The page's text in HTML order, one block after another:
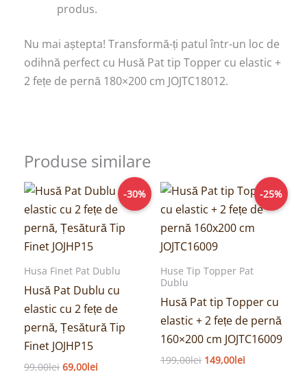
produs.
Nu mai aștepta! Transformă-ți patul într-un loc de
odihnă perfect cu Husă Pat tip Topper cu elastic +
2 fețe de pernă 180×200 cm JOJTC18012.
Produse similare
-30%
Husa Finet Pat Dublu
Husă Pat Dublu cu
elastic cu 2 fețe de
pernă, Țesătură Tip
Finet JOJHP15
99,00lei
Prețul
inițial
a
fost:
99,00lei.
69,00lei
Prețul
curent
este:
69,00lei.
-25%
Huse Tip Topper Pat
Dublu
Husă Pat tip Topper cu
elastic + 2 fețe de pernă
160×200 cm JOJTC16009
199,00lei
Prețul
inițial
a
fost:
199,00lei.
149,00lei
Prețul
curent
este:
149,00lei.